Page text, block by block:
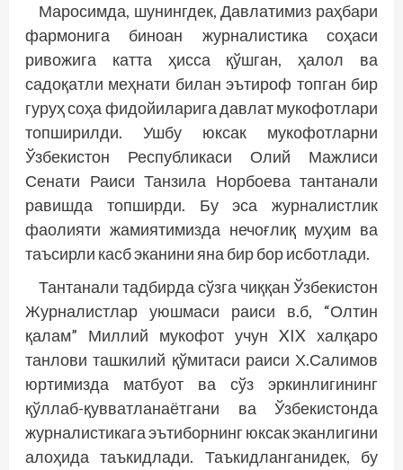
Маросимда, шунингдек, Давлатимиз раҳбари
фармонига биноан журналистика соҳаси
ривожига катта ҳисса қўшган, ҳалол ва
садоқатли меҳнати билан эътироф топган бир
гуруҳ соҳа фидойиларига давлат мукофотлари
топширилди. Ушбу юксак мукофотларни
Ўзбекистон Республикаси Олий Мажлиси
Сенати Раиси Танзила Норбоева тантанали
равишда топширди. Бу эса журналистлик
фаолияти жамиятимизда нечоғлиқ муҳим ва
таъсирли касб эканини яна бир бор исботлади.
Тантанали тадбирда сўзга чиққан Ўзбекистон
Журналистлар уюшмаси раиси в.б, “Олтин
қалам” Миллий мукофот учун XIX халқаро
танлови ташкилий қўмитаси раиси Х.Салимов
юртимизда матбуот ва сўз эркинлигининг
қўллаб-қувватланаётгани ва Ўзбекистонда
журналистикага эътиборнинг юксак эканлигини
алоҳида таъкидлади. Таъкидланганидек, бу